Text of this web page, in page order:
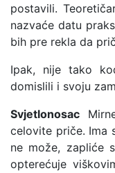
postavili.
nazvaće datu
bih pre rekla da
Ipak, nije tako
domislili i svoju
Svjetlonosac
celovite priče. Ima
ne može, zapliće
opterećuje